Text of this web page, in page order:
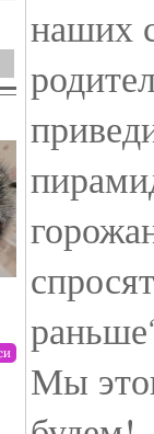
от drunktwi
наших
Мы